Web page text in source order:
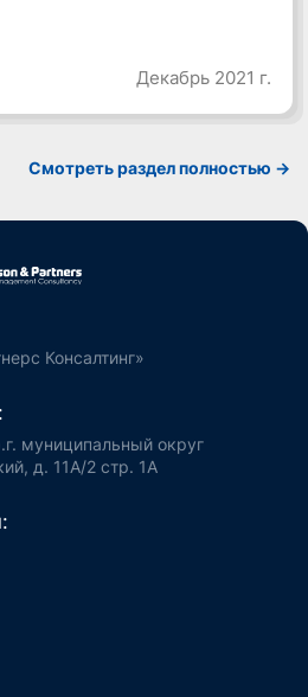
Декабрь 2021 г.
Смотреть раздел полностью ->
Консалтинг»
муниципальный округ
д. 11А/2 стр. 1А